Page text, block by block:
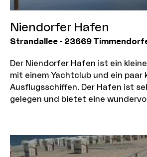
Niendorfer Hafen
Strandallee - 23669
Der Niendorfer Hafen ist ein
mit einem Yachtclub und ein paar
Ausflugsschiffen. Der Hafen ist
gelegen und bietet eine